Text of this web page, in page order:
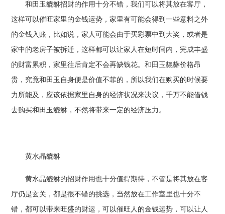
和田玉貔貅招财的作用十分不错，我们可以将其放在客厅，
这样可以催旺家里的金钱运势，家里有可能会得到一些意料之外
的金钱入账，比如说，家人可能会由于买彩票中到大奖，或者是
家中的老房子被拆迁，这样都可以让家人在短时间内，完成丰盛
的财富累积，家里往后肯定不会再缺钱花。和田玉貔貅价格昂
贵，究竟和田玉自身便是价值不菲的，所以我们在购买的时候要
力所能及，应该依据家里自身的经济状况来决议，千万不能借钱
去购买和田玉貔貅，不然将带来一定的经济压力。
黄水晶貔貅
黄水晶貔貅的招财作用也十分值得期待，不管是将其放在客
厅仍是玄关，都是很不错的挑选，当然放在工作室里也十分不
错，都可以带来旺盛的财运，可以催旺人的金钱运势，可以让人